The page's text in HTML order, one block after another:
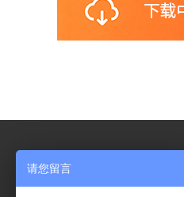
请您留言